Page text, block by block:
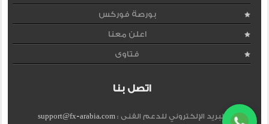
بورصة فوركس
اعلن معنا
فتاوى
اتصل بنا
البريد الإلكتروني للدعم الفنى :support@fx-arabia.com